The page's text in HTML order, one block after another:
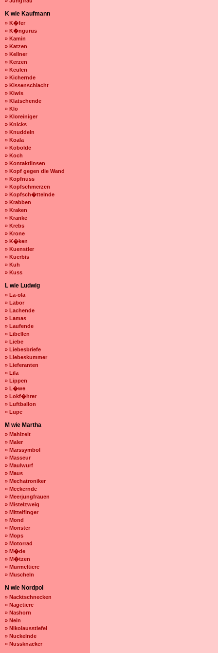
K wie Kaufmann
» K�fer
» K�ngurus
» Kamin
» Katzen
» Kellner
» Kerzen
» Keulen
» Kichernde
» Kissenschlacht
» Kiwis
» Klatschende
» Klo
» Kloreiniger
» Knicks
» Knuddeln
» Koala
» Kobolde
» Koch
» Kontaktlinsen
» Kopf gegen die Wand
» Kopfnuss
» Kopfschmerzen
» Kopfsch�ttelnde
» Krabben
» Kraken
» Kranke
» Krebs
» Krone
» K�ken
» Kuenstler
» Kuerbis
» Kuh
» Kuss
L wie Ludwig
» La-ola
» Labor
» Lachende
» Lamas
» Laufende
» Libellen
» Liebe
» Liebesbriefe
» Liebeskummer
» Lieferanten
» Lila
» Lippen
» L�we
» Lokf�hrer
» Luftballon
» Lupe
M wie Martha
» Mahlzeit
» Maler
» Marssymbol
» Masseur
» Maulwurf
» Maus
» Mechatroniker
» Meckernde
» Meerjungfrauen
» Mistelzweig
» Mittelfinger
» Mond
» Monster
» Mops
» Motorrad
» M�de
» M�tzen
» Murmeltiere
» Muscheln
N wie Nordpol
» Nacktschnecken
» Nagetiere
» Nashorn
» Nein
» Nikolausstiefel
» Nuckelnde
» Nussknacker